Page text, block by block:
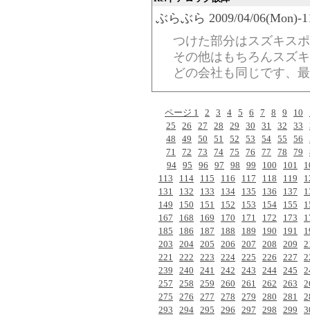
ぶらぶら 2009/04/06(Mon)-
つけた部分はスズキス
その他はもちろんスズ
どの会社も同じです、
ページ 1 2 3 4 5 6 7 8 9 10
25
26 27 28 29 30 31 32 33
48
49 50 51 52 53 54 55 56
71
72 73 74 75 76 77 78 79
94 95 96 97 98 99 100 101
113
114 115 116 117 118 119
131
132 133 134 135 136 137
149
150 151 152 153 154 155
167
168 169 170 171 172 173
185
186 187 188 189 190 191
203
204 205 206 207 208 209
221
222 223 224 225 226 227
239
240 241 242 243 244 245
257
258 259 260 261 262 263
275
276 277 278 279 280 281
293
294 295 296 297 298 299